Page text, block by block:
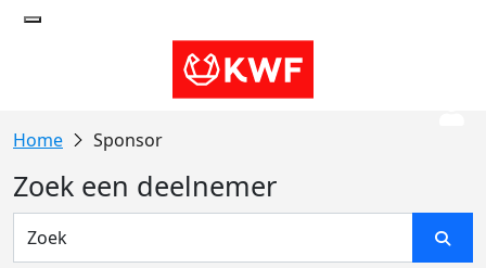
Sponsor
Zoek een deelnemer